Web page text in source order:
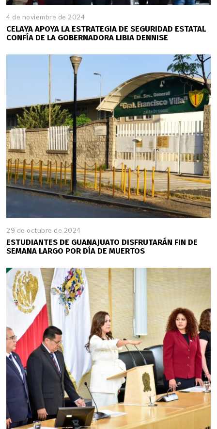
4 de noviembre de 2024
d
e
b
e
d
e
2
0
2
4
CELAYA APOYA LA ESTRATEGIA DE SEGURIDAD ESTATAL
CONFÍA DE LA GOBERNADORA LIBIA DENNISE
29 de octubre de 2024
ESTUDIANTES DE GUANAJUATO DISFRUTARÁN FIN DE
SEMANA LARGO POR DÍA DE MUERTOS